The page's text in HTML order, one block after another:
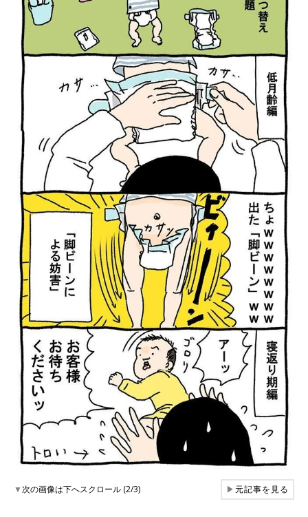
▼次の画像は下へスクロール (2/3) ▶元記事を見る